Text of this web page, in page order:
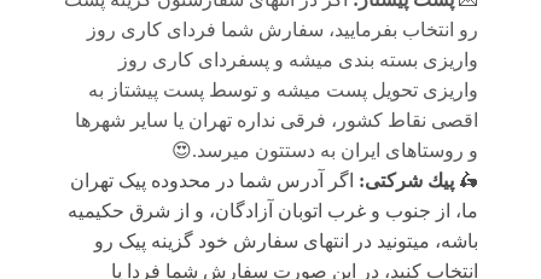
رو انتخاب بفرمایید، سفارش شما فردای کاری روز
واریزی بسته بندی میشه و پسفردای کاری روز
واریزی تحویل پست میشه و توسط پست پیشتاز به
اقصی نقاط کشور، فرقی نداره تهران یا سایر شهرها
و روستاهای ایران به دستتون میرسد.😍
🛵 پيك شرکتی: اگر آدرس شما در محدوده پیک تهران
ما، از جنوب و غرب اتوبان آزادگان، و از شرق حکیمیه
باشه، میتونید در انتهای سفارش خود گزینه پیک رو
انتخاب کنید، در این صورت سفارش شما فردا یا